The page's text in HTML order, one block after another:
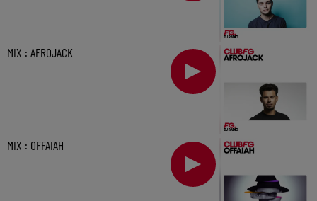
MIX : AFROJACK
MIX : OFFAIAH